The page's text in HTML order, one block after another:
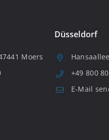
Moers
Düsseldorf
+49 800
E-Mail